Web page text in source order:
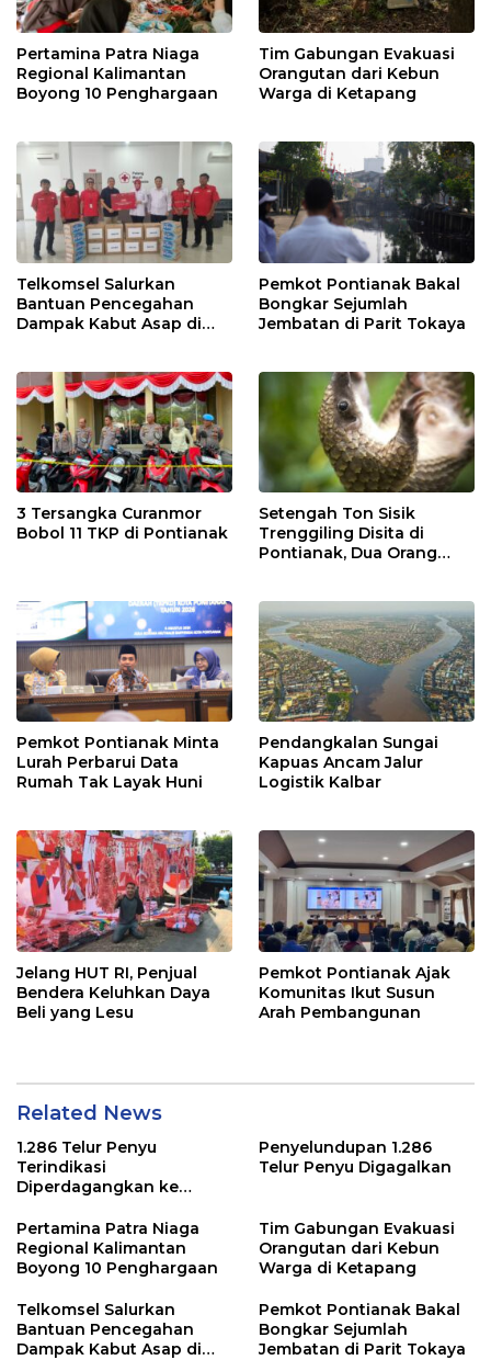
Pertamina Patra Niaga
Regional Kalimantan
Boyong 10 Penghargaan
Tim Gabungan Evakuasi
Orangutan dari Kebun
Warga di Ketapang
Telkomsel Salurkan
Bantuan Pencegahan
Dampak Kabut Asap di
Pemkot Pontianak Bakal
Bongkar Sejumlah
Jembatan di Parit Tokaya
3 Tersangka Curanmor
Bobol 11 TKP di Pontianak
Setengah Ton Sisik
Trenggiling Disita di
Pontianak, Dua Orang
Pemkot Pontianak Minta
Lurah Perbarui Data
Rumah Tak Layak Huni
Pendangkalan Sungai
Kapuas Ancam Jalur
Logistik Kalbar
Jelang HUT RI, Penjual
Bendera Keluhkan Daya
Beli yang Lesu
Pemkot Pontianak Ajak
Komunitas Ikut Susun
Arah Pembangunan
Related News
1.286 Telur Penyu
Terindikasi
Diperdagangkan ke
Penyelundupan 1.286
Telur Penyu Digagalkan
Pertamina Patra Niaga
Regional Kalimantan
Boyong 10 Penghargaan
Tim Gabungan Evakuasi
Orangutan dari Kebun
Warga di Ketapang
Telkomsel Salurkan
Bantuan Pencegahan
Dampak Kabut Asap di
Pemkot Pontianak Bakal
Bongkar Sejumlah
Jembatan di Parit Tokaya